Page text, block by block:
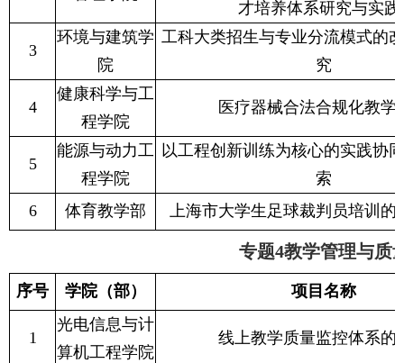
才培养体系研究与实
3
环境与建筑学
院
工科大类招生与专业分流模式的
究
4
健康科学与工
程学院
医疗器械合法合规化教学
5
能源与动力工
程学院
以工程创新训练为核心的实践协
索
6
体育教学部 上海市大学生足球裁判员培训的
专题4教学管理与质
序号 学院（部） 项目名称
1
光电信息与计
算机工程学院
线上教学质量监控体系的